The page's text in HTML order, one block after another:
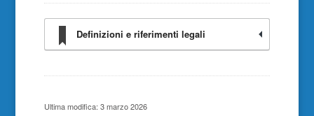
Definizioni e riferimenti legali
Ultima modifica: 3 marzo 2026